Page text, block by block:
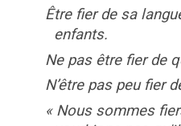
Être fier de sa
enfants.
Ne pas être fier de
N’être pas peu fier
« Nous sommes